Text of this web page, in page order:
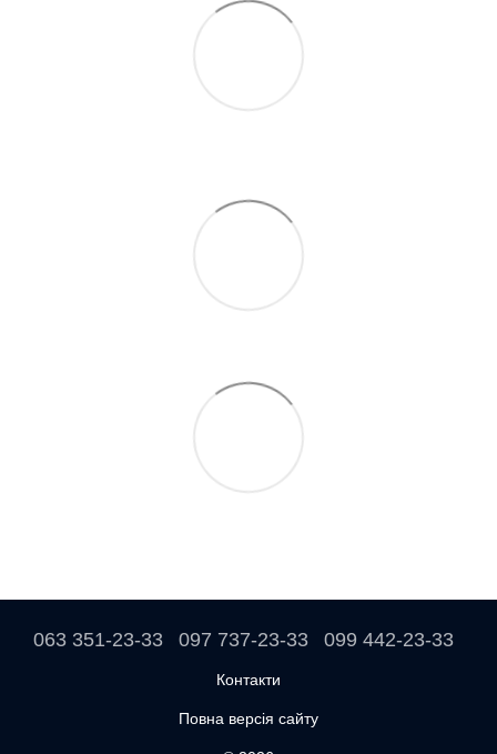
063 351-23-33 097 737-23-33 099 442-23-33
Контакти
Повна версія сайту